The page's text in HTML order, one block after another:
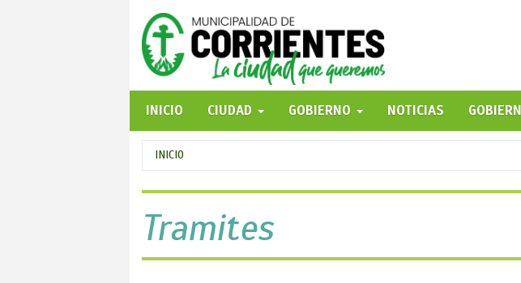
INICIO
CIUDAD GOBIERNO NOTICIAS
Se
encuentra
usted
aquí
INICIO
Tramites